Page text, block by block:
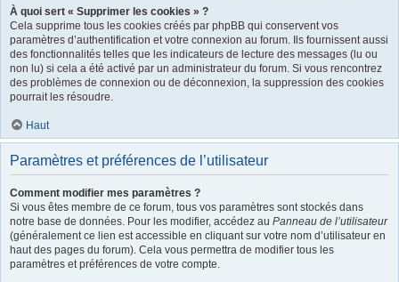
À quoi sert « Supprimer les cookies » ?
Cela supprime tous les cookies créés par phpBB qui conservent vos
paramètres d’authentification et votre connexion au forum. Ils fournissent aussi
des fonctionnalités telles que les indicateurs de lecture des messages (lu ou
non lu) si cela a été activé par un administrateur du forum. Si vous rencontrez
des problèmes de connexion ou de déconnexion, la suppression des cookies
pourrait les résoudre.
Haut
Paramètres et préférences de l’utilisateur
Comment modifier mes paramètres ?
Si vous êtes membre de ce forum, tous vos paramètres sont stockés dans
notre base de données. Pour les modifier, accédez au Panneau de l’utilisateur
(généralement ce lien est accessible en cliquant sur votre nom d’utilisateur en
haut des pages du forum). Cela vous permettra de modifier tous les
paramètres et préférences de votre compte.